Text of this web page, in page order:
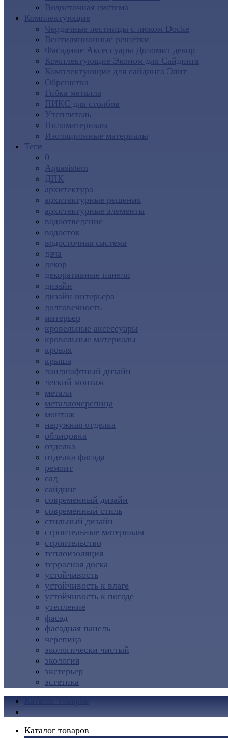
Водосточная система
Комплектующие
Чердачные лестницы с люком Docke
Вентиляционные решётки
Фасадные Аксессуары Доломит декор
Комплектующие Эконом для Сайдинга
Комплектующие для cайдинга Элит
Обрешетка
Гибка металла
ПИКС для столбов
Утеплитель
Пиломатериалы
Изоляционные материалы
Теги
0
Aquasistem
ДПК
архитектура
архитектурные решения
архитектурные элементы
водоотведение
водосток
водосточная система
дача
декор
декоративные панели
дизайн
дизайн интерьера
долговечность
интерьер
кровельные аксессуары
кровельные материалы
кровля
крыша
ландшафтный дизайн
легкий монтаж
металл
металлочерепица
монтаж
наружная отделка
облицовка
отделка
отделка фасада
ремонт
сад
сайдинг
современный дизайн
современный стиль
стильный дизайн
строительные материалы
строительство
теплоизоляция
террасная доска
устойчивость
устойчивость к влаге
устойчивость к погоде
утепление
фасад
фасадная панель
черепица
экологически чистый
экология
экстерьер
эстетика
Каталог товаров